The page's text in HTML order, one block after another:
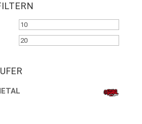
Min.
Preis